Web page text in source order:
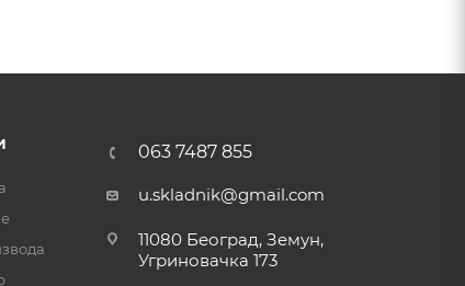
063 7487 855
u.skladnik@gmail.com
11080 Београд, Земун,
Угриновачка 173